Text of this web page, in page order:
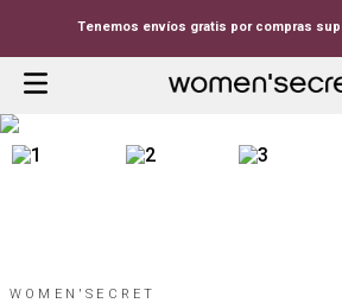
Tenemos envíos gratis por compras
WOMEN'SECRET